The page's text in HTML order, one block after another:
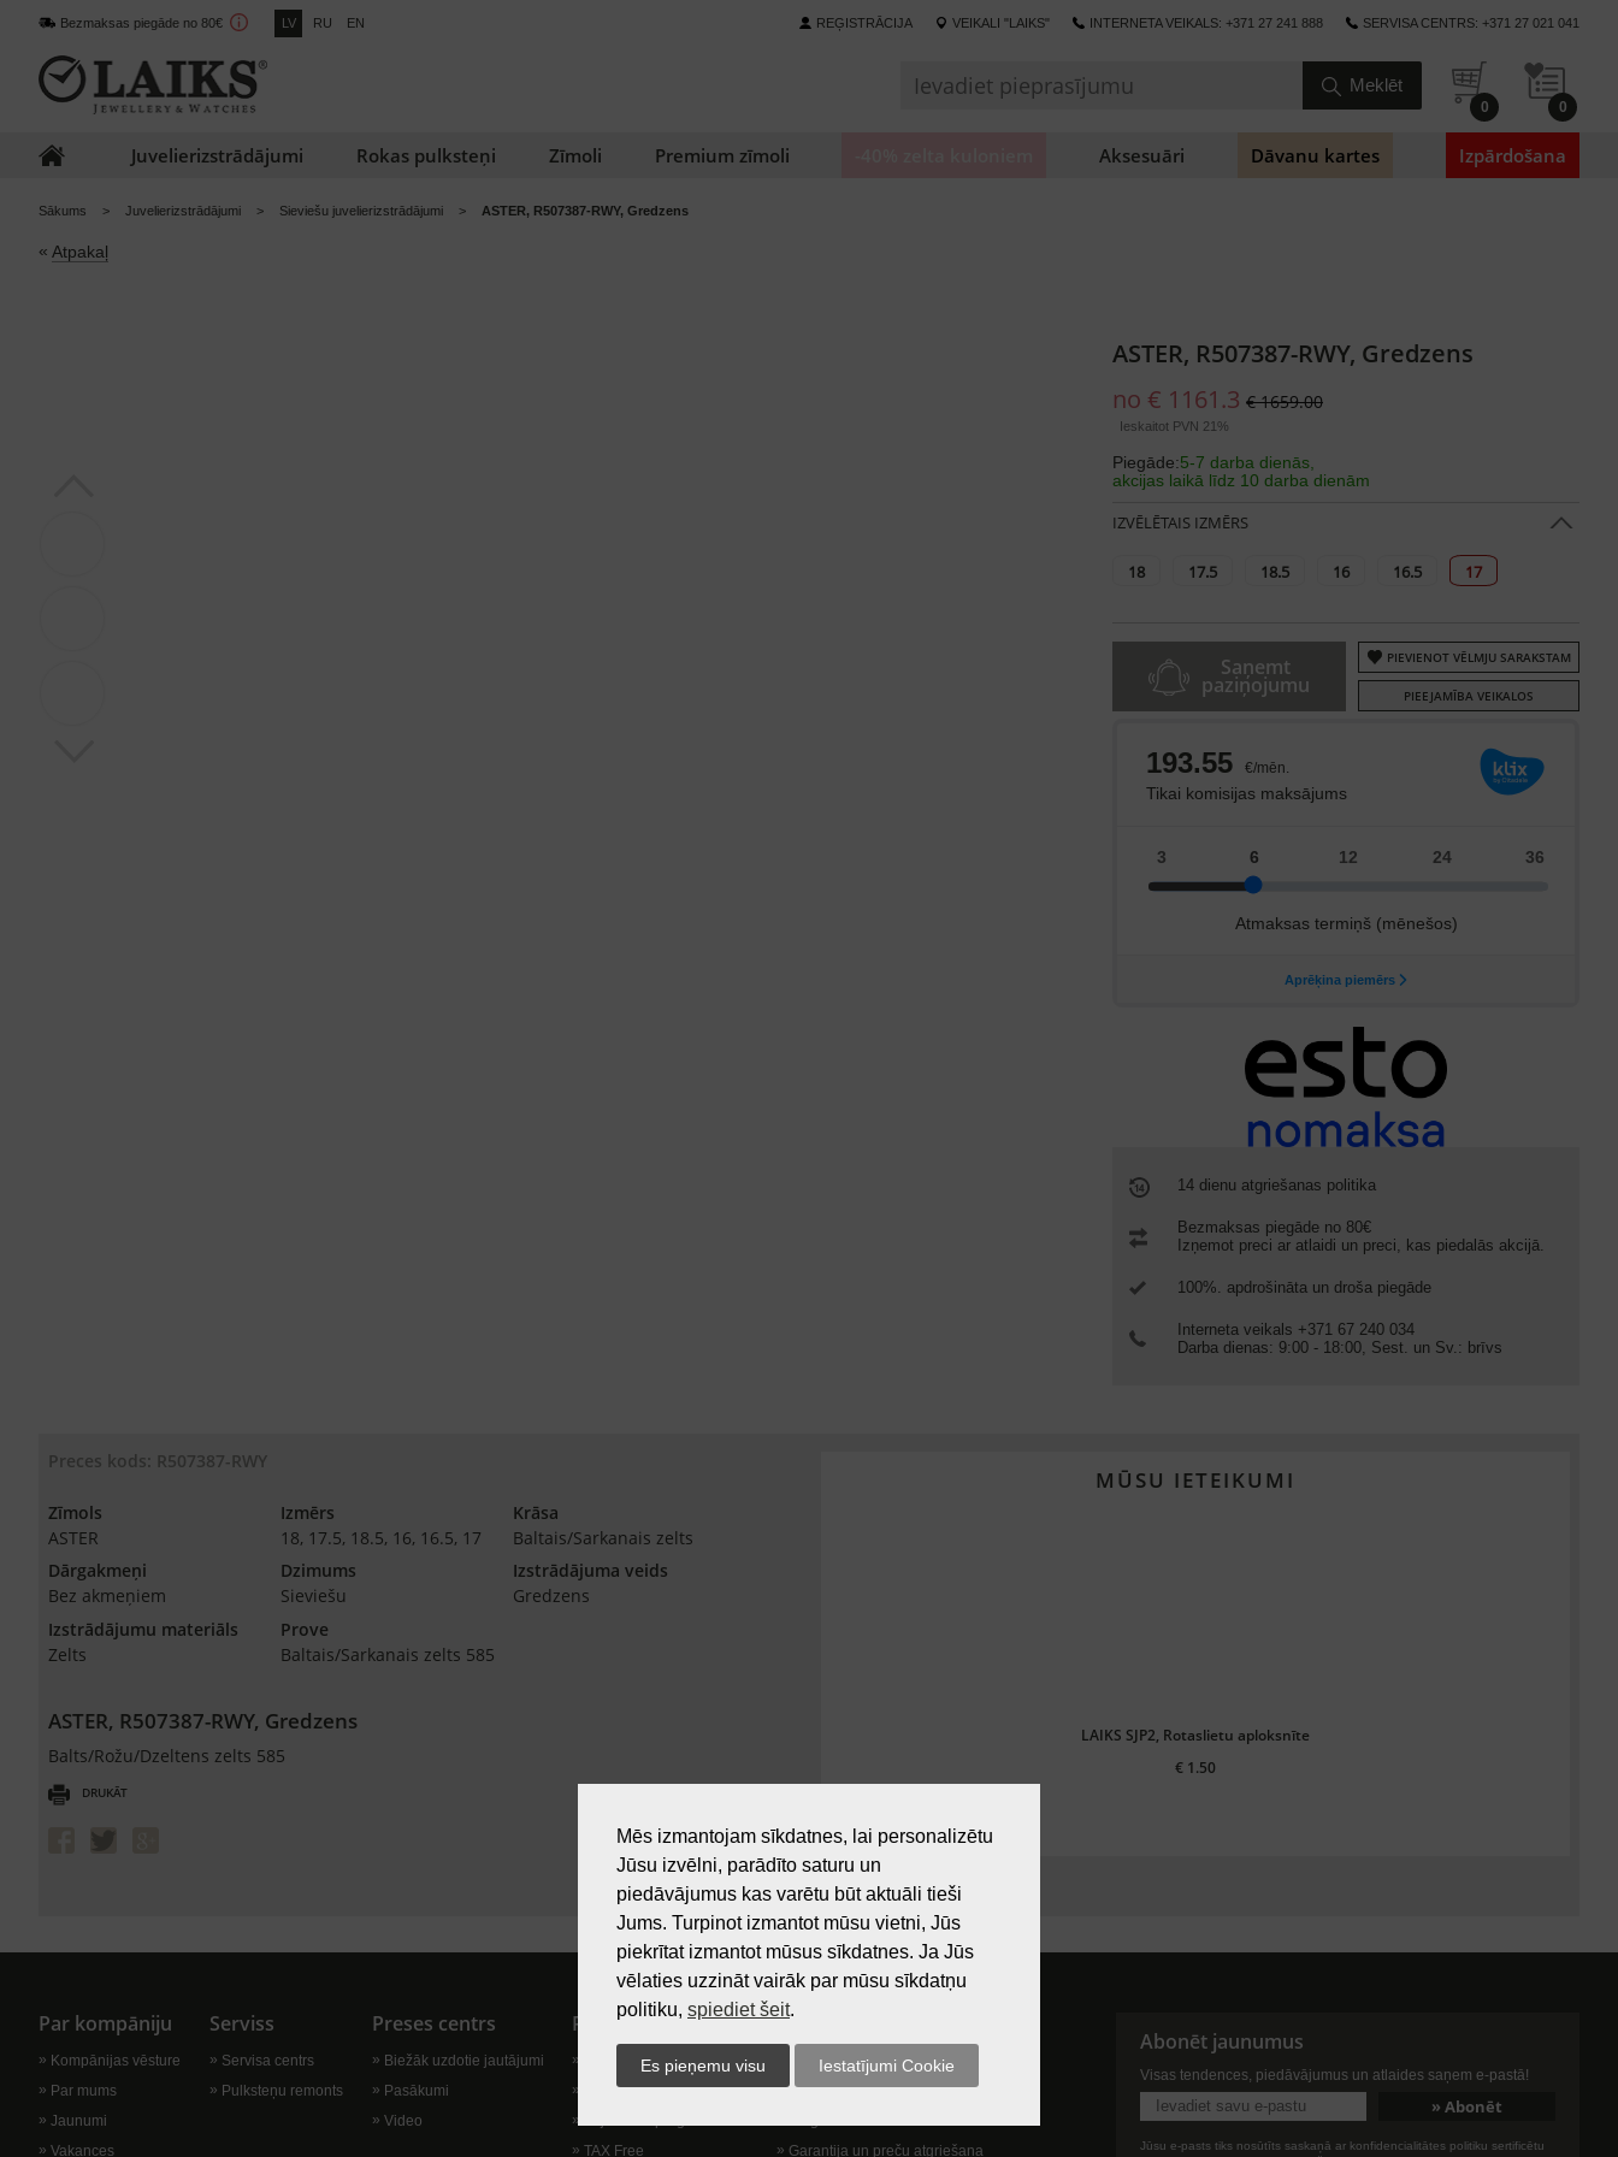
Bezmaksas piegāde no 80€ LV RU EN REĢISTRĀCIJA VEIKALI "LAIKS" INTERNETA VEIKALS: +371 27 241 888 SERVISA CENTRS: +371 27 021 041
0 0
Juvelierizstrādājumi Rokas pulksteņi Zīmoli Premium zīmoli Aksesuāri Dāvanu kartes Izpārdošana
Sākums Juvelierizstrādājumi Sieviešu juvelierizstrādājumi ASTER, R507387-RWY, Gredzens
« Atpakaļ
ASTER, R507387-RWY, Gredzens
no € 1161.3 € 1659.00
Ieskaitot PVN 21%
Piegāde:5-7 darba dienās,
akcijas laikā līdz 10 darba dienām
IZVĒLĒTAIS IZMĒRS
18 17.5 18.5 16 16.5 17
Saņemt
paziņojumu
PIEVIENOT VĒLMJU SARAKSTAM
PIEEJAMĪBA VEIKALOS
14 dienu atgriešanas politika
Bezmaksas piegāde no 80€
Izņemot preci ar atlaidi un preci, kas piedalās akcijā.
100%. apdrošināta un droša piegāde
Interneta veikals +371 67 240 034
Darba dienas: 9:00 - 18:00, Sest. un Sv.: brīvs
Preces kods: R507387-RWY
Zīmols
ASTER
Izmērs
18, 17.5, 18.5, 16, 16.5, 17
Krāsa
Baltais/Sarkanais zelts
Dārgakmeņi
Bez akmeņiem
Dzimums
Sieviešu
Izstrādājuma veids
Gredzens
Izstrādājumu materiāls
Zelts
Prove
Baltais/Sarkanais zelts 585
ASTER, R507387-RWY, Gredzens
Balts/Rožu/Dzeltens zelts 585
DRUKĀT
MŪSU IETEIKUMI
LAIKS SJP2, Rotaslietu aploksnīte
€ 1.50
Par kompāniju
Kompānijas vēsture
Par mums
Jaunumi
Vakances
Serviss
Servisa centrs
Pulksteņu remonts
Preses centrs
Biežāk uzdotie jautājumi
Pasākumi
Video
Pircējam
Preču izsniegšanas vieta
Dāvanu kartes
TAX Free
Lietošanas noteikumi
Kā nopirkt?
Lietošanas noteikumi
Garantija un preču atgriešana
Abonēt jaunumus
Visas tendences, piedāvājumus un atlaides saņem e-pastā!
Jūsu e-pasts tiks nosūtīts saskaņā ar konfidencialitātes politiku sertificētu
Mēs izmantojam sīkdatnes, lai personalizētu
Jūsu izvēlni, parādīto saturu un
piedāvājumus kas varētu būt aktuāli tieši
Jums. Turpinot izmantot mūsu vietni, Jūs
piekrītat izmantot mūsus sīkdatnes. Ja Jūs
vēlaties uzzināt vairāk par mūsu sīkdatņu
politiku, spiediet šeit.